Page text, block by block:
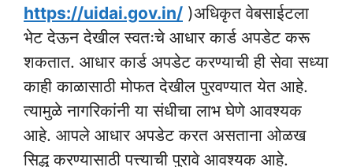
https://uidai.gov.in/ )अधिकृत वेबसाईटला
भेट देऊन देखील स्वतःचे आधार कार्ड अपडेट करू
शकतात. आधार कार्ड अपडेट करण्याची ही सेवा सध्या
काही काळासाठी मोफत देखील पुरवण्यात येत आहे.
त्यामुळे नागरिकांनी या संधीचा लाभ घेणे आवश्यक
आहे. आपले आधार अपडेट करत असताना ओळख
सिद्ध करण्यासाठी पत्त्याची पुरावे आवश्यक आहे.